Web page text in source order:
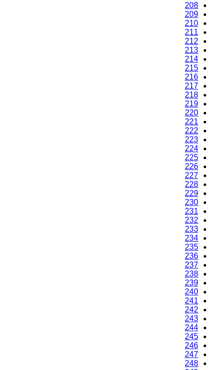
208
209
210
211
212
213
214
215
216
217
218
219
220
221
222
223
224
225
226
227
228
229
230
231
232
233
234
235
236
237
238
239
240
241
242
243
244
245
246
247
248